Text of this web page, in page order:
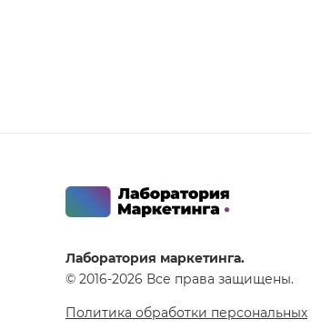
Лаборатория маркетинга.
© 2016-2026 Все права защищены.
Политика обработки персональных